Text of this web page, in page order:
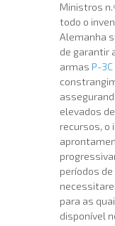
Ministros
todo o
Alemanha
de garantir
armas P-3C
elevados
recursos, o
períodos
para as
disponível